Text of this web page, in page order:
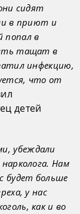
сидят
в приют и
попал в
тащат в
инфекцию,
что от
детей
убеждали
Нам
будет больше
у нас
как и во